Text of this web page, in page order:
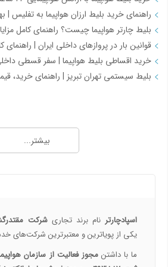
همه چیز درباره خرید بلیط هواپیما 3
بیشتر...
اسپادچارتر نام برند تجاریشرکت
یکی از پویا‌ترین و معتبرترین شرکت‌های
ما با داشتنمجوز فعالیت از سازمان